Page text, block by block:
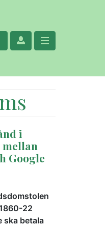
i
Google
22
ska betala